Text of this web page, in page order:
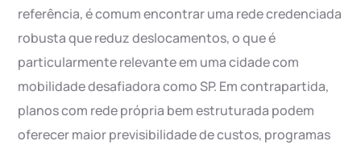
referência, é comum encontrar uma rede credenciada
robusta que reduz deslocamentos, o que é
particularmente relevante em uma cidade com
mobilidade desafiadora como SP. Em contrapartida,
planos com rede própria bem estruturada podem
oferecer maior previsibilidade de custos, programas